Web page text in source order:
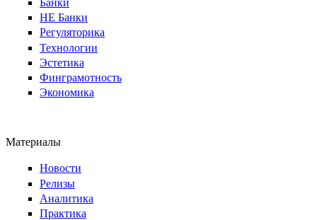
Банки
НЕ Банки
Регуляторика
Технологии
Эстетика
Финграмотность
Экономика
Материалы
Новости
Релизы
Аналитика
Практика